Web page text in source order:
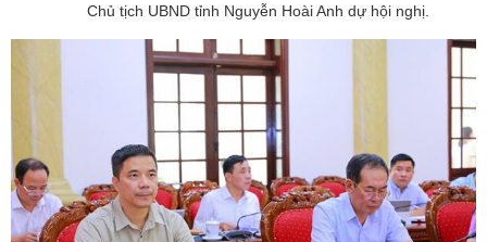
Chủ tịch UBND tỉnh Nguyễn Hoài Anh dự hội nghị.